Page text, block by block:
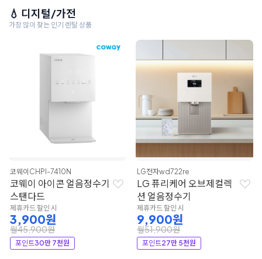
💧 디지털/가전
가장 많이 찾는 인기 렌탈 상품
코웨이 CHPI-7410N
코웨이 아이콘 얼음정수기
스탠다드
제휴카드 할인 시
3,900원
월45,900원
포인트30만 7천원
LG전자wd722re
LG 퓨리케어 오브제컬렉
션 얼음정수기
제휴카드 할인 시
9,900원
월51,900원
포인트27만 5천원